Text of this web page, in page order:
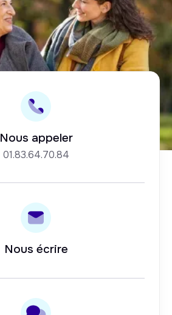
Nous appeler
01.83.64.70.84
Nous écrire